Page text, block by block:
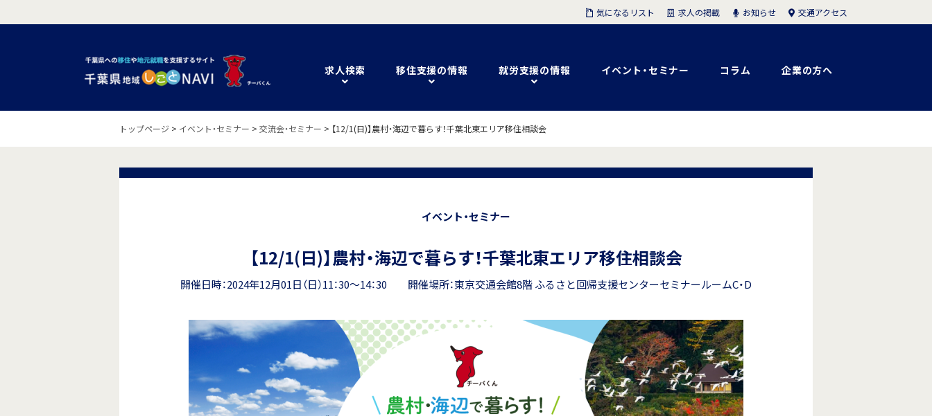
求人検索 移住支援の情報 就労支援の情報 イベント・セミナー コラム 企業の方へ
気になるリスト 求人の掲載 お知らせ 交通アクセス
トップページ > イベント・セミナー > 交流会・セミナー > 【12/1(日)】農村・海辺で暮らす！千葉北東エリア移住相談会
イベント・セミナー
【12/1(日)】農村・海辺で暮らす！千葉北東エリア移住相談会
開催日時：2024年12月01日（日）11：30～14：30 開催場所：東京交通会館8階 ふるさと回帰支援センターセミナールームC・D